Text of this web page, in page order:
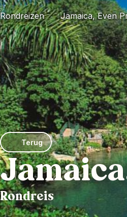
Rondreizen Jamaica, Even
Terug
Rondreis